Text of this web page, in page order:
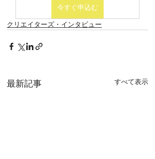
今すぐ申込む
クリエイターズ・インタビュー
最新記事 すべて表示